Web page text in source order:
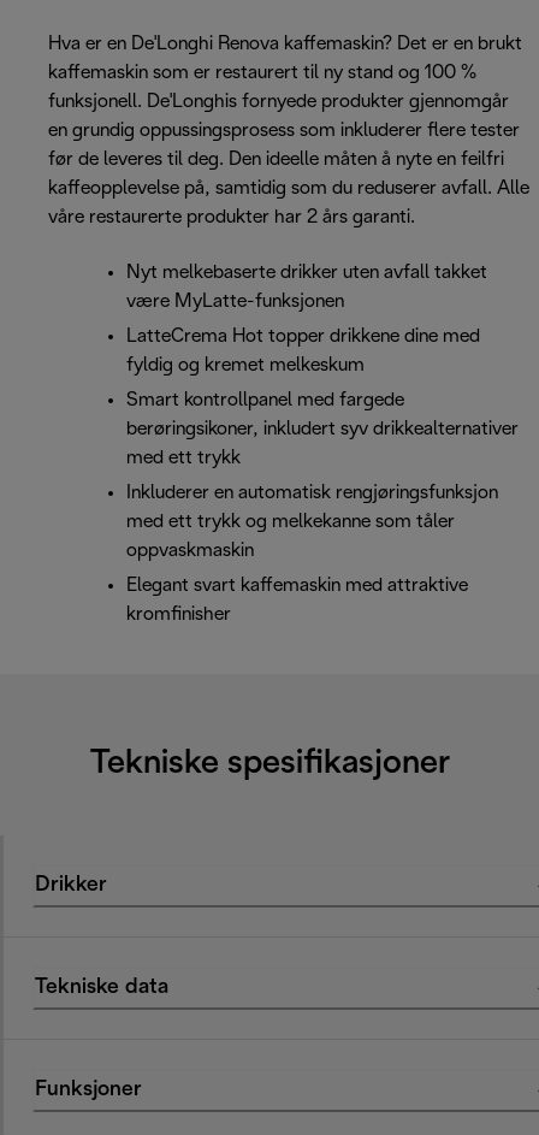
Hva er en De'Longhi Renova kaffemaskin? Det er en brukt
kaffemaskin som er restaurert til ny stand og 100 %
funksjonell. De'Longhis fornyede produkter gjennomgår
en grundig oppussingsprosess som inkluderer flere tester
før de leveres til deg. Den ideelle måten å nyte en feilfri
kaffeopplevelse på, samtidig som du reduserer avfall. Alle
våre restaurerte produkter har 2 års garanti.
Nyt melkebaserte drikker uten avfall takket
være MyLatte-funksjonen
LatteCrema Hot topper drikkene dine med
fyldig og kremet melkeskum
Smart kontrollpanel med fargede
berøringsikoner, inkludert syv drikkealternativer
med ett trykk
Inkluderer en automatisk rengjøringsfunksjon
med ett trykk og melkekanne som tåler
oppvaskmaskin
Elegant svart kaffemaskin med attraktive
kromfinisher
Tekniske spesifikasjoner
Drikker
Tekniske data
Funksjoner